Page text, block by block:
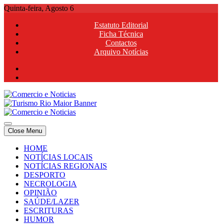
Skip
content
Quinta-feira, Agosto 6
Estatuto Editorial
Ficha Técnica
Contactos
Arquivo Notícias
Comercio e Noticias
Notícias e Publicidade Online
Comercio e Noticias
Notícias e Publicidade Online
Close Menu
HOME
NOTÍCIAS LOCAIS
NOTÍCIAS REGIONAIS
DESPORTO
NECROLOGIA
OPINIÃO
SAÚDE/LAZER
ESCRITURAS
HUMOR